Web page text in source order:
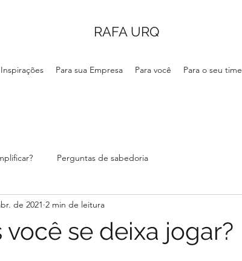
RAFA URQ
Inspirações Para sua Empresa Para você Para o seu time
Perguntas de sabedoria
se deixa jogar?
de 2021 2 min de leitura